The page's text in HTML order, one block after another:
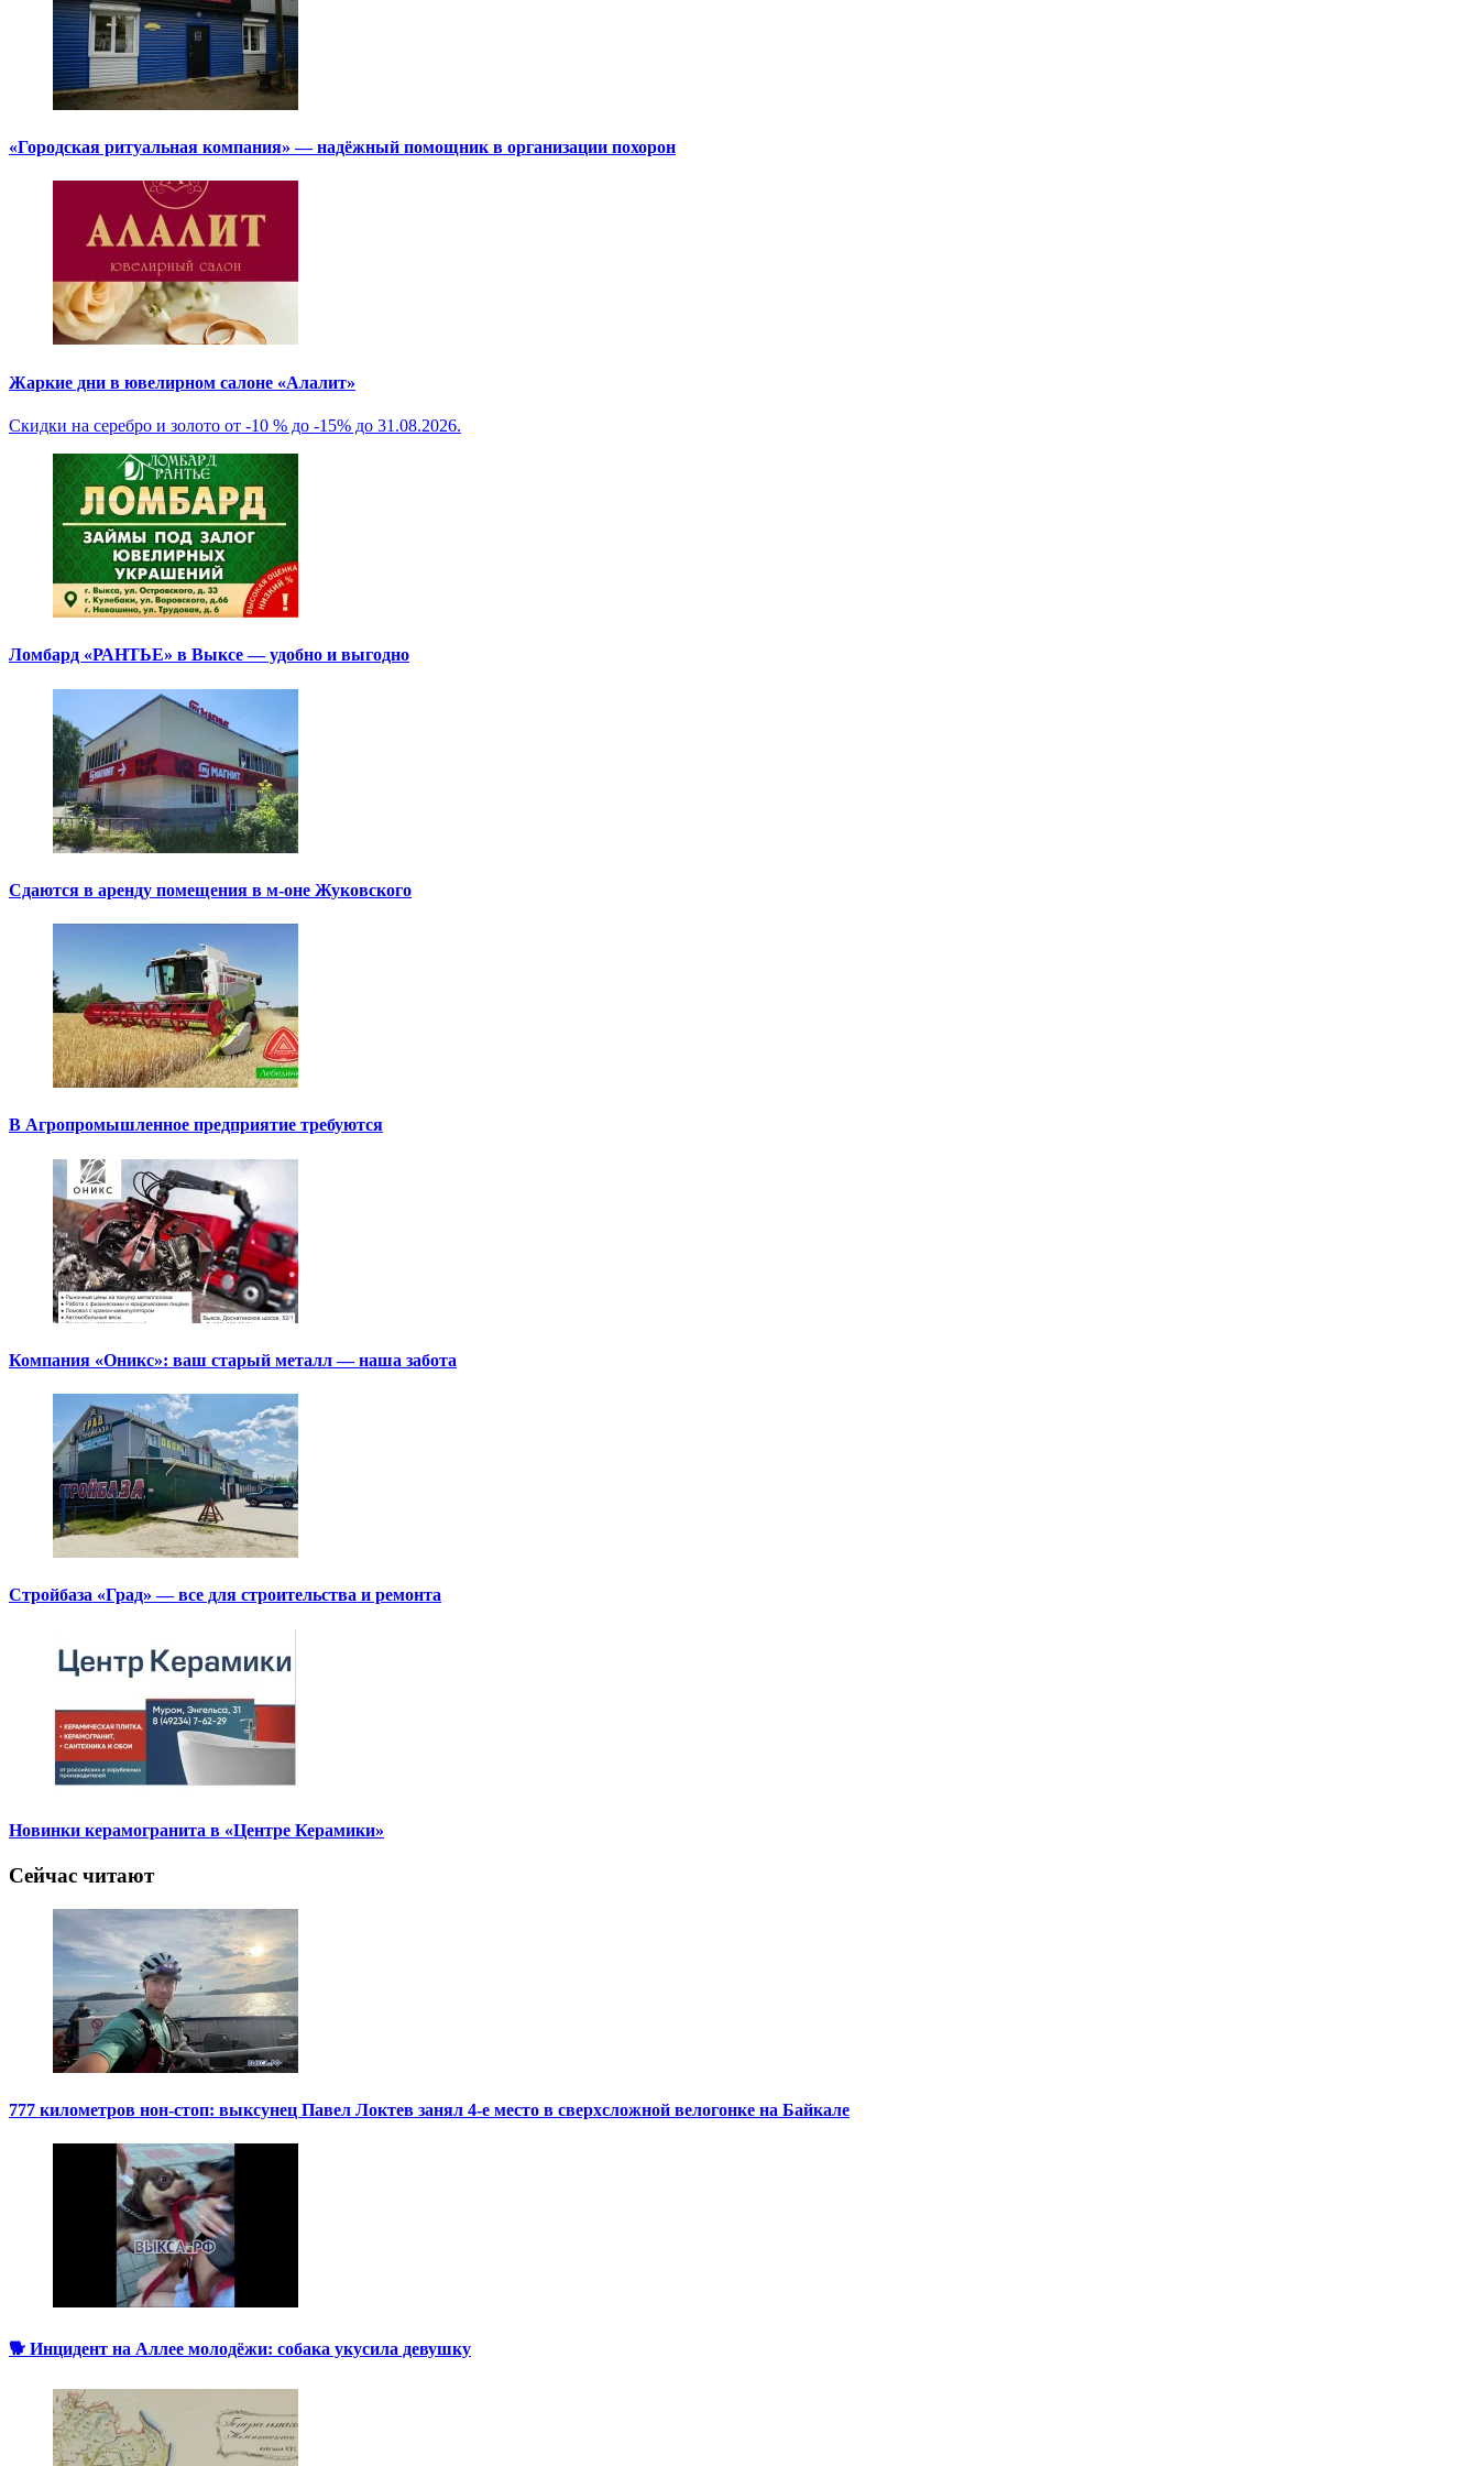
«Городская ритуальная компания» — надёжный помощник в организации похорон
Жаркие дни в ювелирном салоне «Алалит»
Скидки на серебро и золото от -10 % до -15% до 31.08.2026.
Ломбард «РАНТЬЕ» в Выксе — удобно и выгодно
Сдаются в аренду помещения в м-оне Жуковского
В Агропромышленное предприятие требуются
Компания «Оникс»: ваш старый металл — наша забота
Стройбаза «Град» — все для строительства и ремонта
Новинки керамогранита в «Центре Керамики»
Сейчас читают
777 километров нон-стоп: выксунец Павел Локтев занял 4-е место в сверхсложной велогонке на Байкале
🐕 Инцидент на Аллее молодёжи: собака укусила девушку